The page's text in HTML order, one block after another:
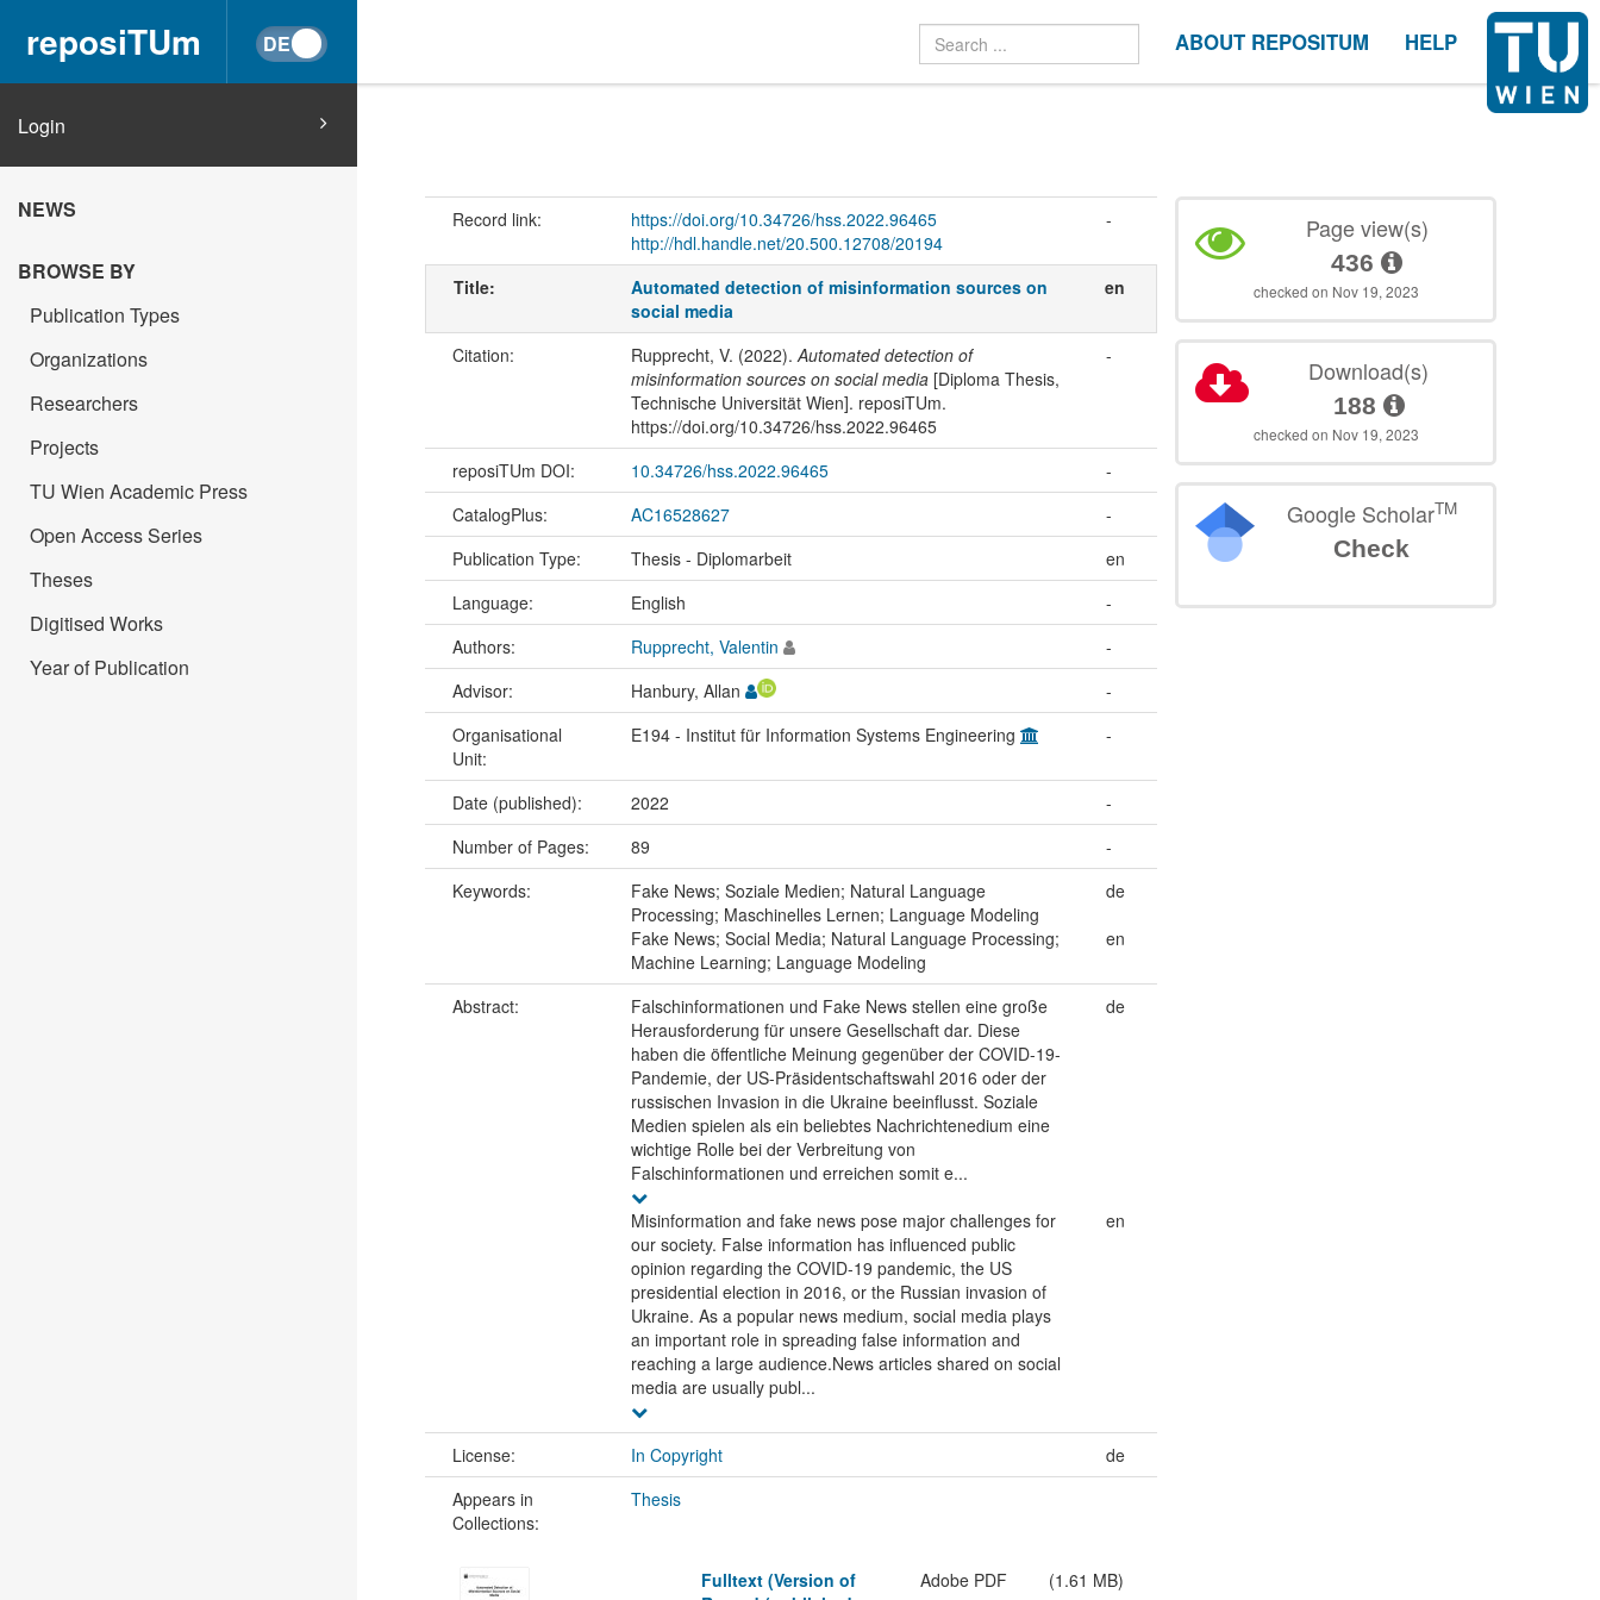
reposiTUm ABOUT REPOSITUM HELP
Login
NEWS
BROWSE BY
Publication Types
Organizations
Researchers
Projects
TU Wien Academic Press
Open Access Series
Theses
Digitised Works
Year of Publication
Record link:
https://doi.org/10.34726/hss.2022.96465
http://hdl.handle.net/20.500.12708/20194
-
Title:
Automated detection of misinformation sources on
social media
en
Citation: Rupprecht, V. (2022). Automated detection of
misinformation sources on social media[Diploma Thesis,
Technische Universität Wien]. reposiTUm.
https://doi.org/10.34726/hss.2022.96465
-
reposiTUm DOI: 10.34726/hss.2022.96465
-
CatalogPlus:
AC16528627
-
Publication Type:
Thesis - Diplomarbeit
en
Language:
English
-
Authors:
Rupprecht, Valentin
-
Advisor:
Hanbury, Allan
-
Organisational
Unit:
E194 - Institut für Information Systems Engineering -
Date (published): 2022
-
Number of Pages:
89
-
Keywords:
Fake News; Soziale Medien; Natural Language
Processing; Maschinelles Lernen; Language Modeling
de
Fake News; Social Media; Natural Language Processing;
Machine Learning; Language Modeling
en
Abstract:
Falschinformationen und Fake News stellen eine große
Herausforderung für unsere Gesellschaft dar. Diese
haben die öffentliche Meinung gegenüber der COVID-19-
Pandemie, der US-Präsidentschaftswahl 2016 oder der
russischen Invasion in die Ukraine beeinflusst. Soziale
Medien spielen als ein beliebtes Nachrichtenedium eine
wichtige Rolle bei der Verbreitung von
Falschinformationen und erreichen somit e...
de
Misinformation and fake news pose major challenges for
our society. False information has influenced public
opinion regarding the COVID-19 pandemic, the US
presidential election in 2016, or the Russian invasion of
Ukraine. As a popular news medium, social media plays
an important role in spreading false information and
reaching a large audience.News articles shared on social
media are usually publ...
en
License: In Copyright
de
Appears in
Collections:
Thesis
Fulltext (Version of
Adobe PDF (1.61 MB)
Page view(s)
436
checked on Nov 19, 2023
Download(s)
188
checked on Nov 19, 2023
Google ScholarTM
Check